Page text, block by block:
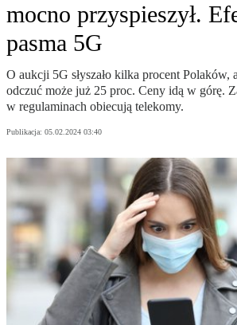
mocno przyspieszył.
pasma 5G
O aukcji 5G słyszało kilka procent
odczuć może już 25 proc. Ceny idą w górę.
w regulaminach obiecują telekomy.
Publikacja: 05.02.2024 03:40